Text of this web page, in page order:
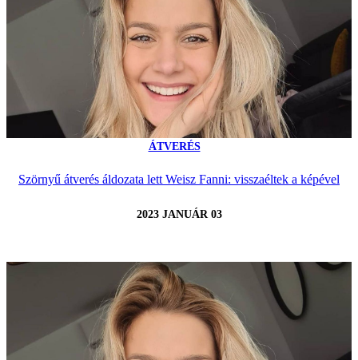
ÁTVERÉS
Szörnyű átverés áldozata lett Weisz Fanni: visszaéltek a képével
2023 JANUÁR 03